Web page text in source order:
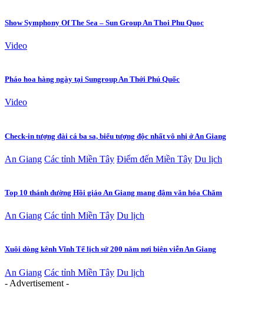
Show Symphony Of The Sea – Sun Group An Thoi Phu Quoc
Video
Pháo hoa hàng ngày tại Sungroup An Thới Phú Quốc
Video
Check-in tượng đài cá ba sa, biểu tượng độc nhất vô nhị ở An Giang
An Giang Các tỉnh Miền Tây Điểm đến Miền Tây Du lịch
Top 10 thánh đường Hồi giáo An Giang mang đậm văn hóa Chăm
An Giang Các tỉnh Miền Tây Du lịch
Xuôi dòng kênh Vĩnh Tế lịch sử 200 năm nơi biên viễn An Giang
An Giang Các tỉnh Miền Tây Du lịch
- Advertisement -